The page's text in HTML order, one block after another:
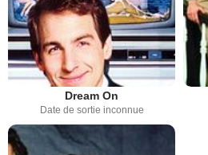
Dream On
Date de sortie inconnue